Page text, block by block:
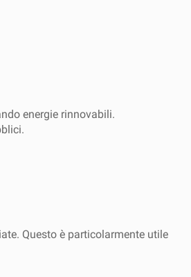
energie rinnovabili.
Questo è particolarmente utile